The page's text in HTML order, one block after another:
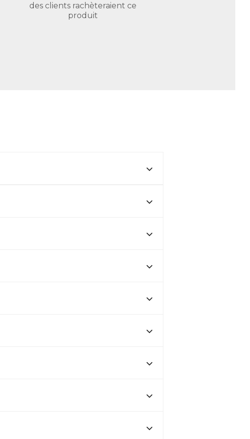
des clients rachèteraient ce
produit